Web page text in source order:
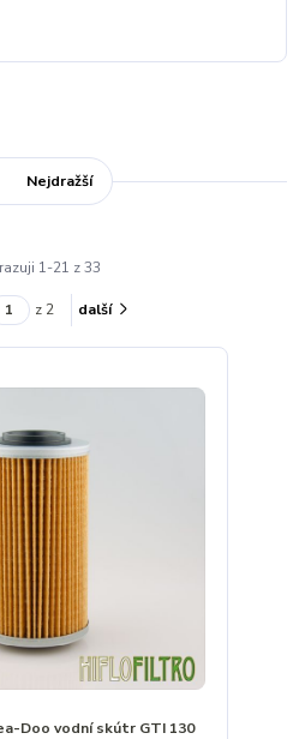
Nejdražší
1-21 z 33
z 2 další
Doo vodní skútr GTI 130